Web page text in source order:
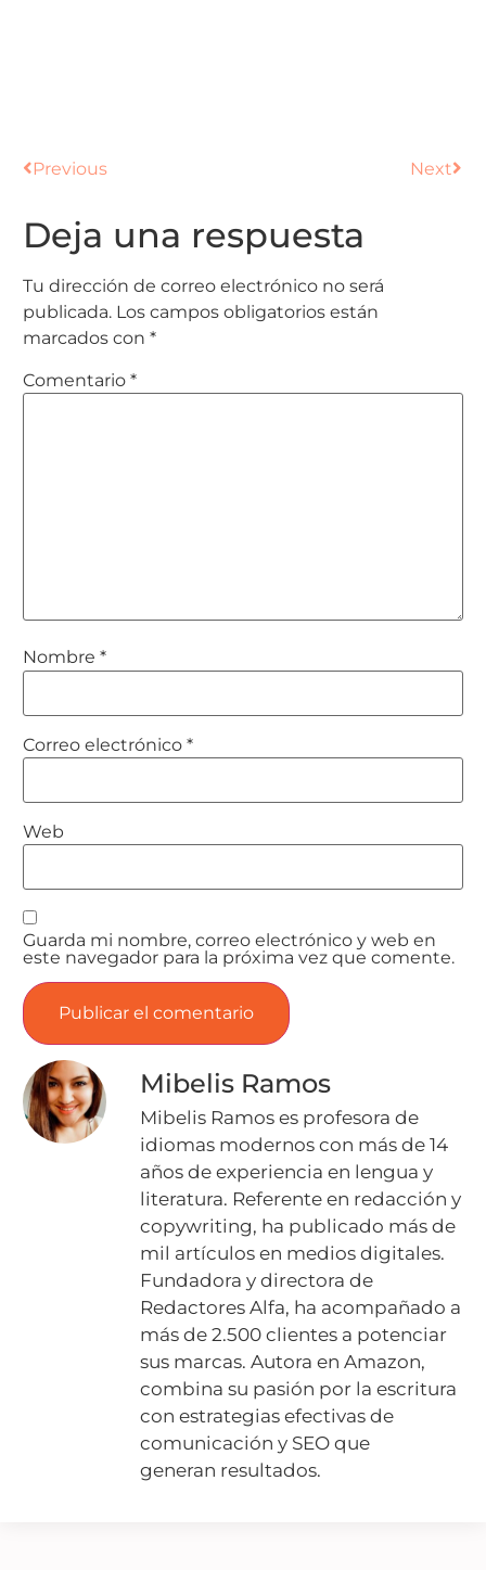
Previous Next
Deja una respuesta
Tu dirección de correo electrónico no será
publicada. Los campos obligatorios están
marcados con *
Comentario *
Nombre *
Correo electrónico *
Web
Guarda mi nombre, correo electrónico y web en
este navegador para la próxima vez que comente.
Mibelis Ramos
Mibelis Ramos es profesora de
idiomas modernos con más de 14
años de experiencia en lengua y
literatura. Referente en redacción y
copywriting, ha publicado más de
mil artículos en medios digitales.
Fundadora y directora de
Redactores Alfa, ha acompañado a
más de 2.500 clientes a potenciar
sus marcas. Autora en Amazon,
combina su pasión por la escritura
con estrategias efectivas de
comunicación y SEO que
generan resultados.